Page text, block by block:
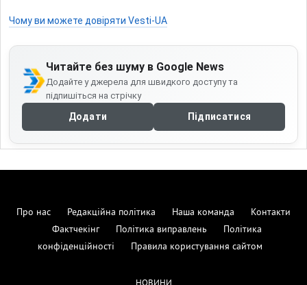
Чому ви можете довіряти Vesti-UA
Читайте без шуму в Google News
Додайте у джерела для швидкого доступу та
підпишіться на стрічку
Додати Підписатися
Про нас Редакційна політика Наша команда
Контакти
Фактчекінг
Політика виправлень
Політика
конфіденційності
Правила користування сайтом